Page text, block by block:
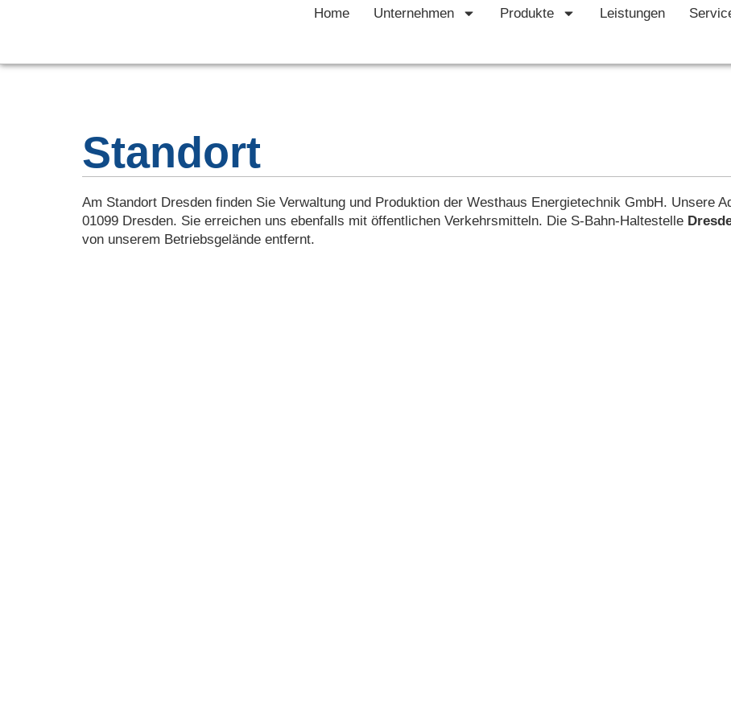
Home Unternehmen Produkte Leistungen
Standort
Am Standort Dresden finden Sie Verwaltung und Produktion der Westhaus Energietechnik GmbH. Unsere
01099 Dresden. Sie erreichen uns ebenfalls mit öffentlichen Verkehrsmitteln. Die S-Bahn-Haltestelle
von unserem Betriebsgelände entfernt.